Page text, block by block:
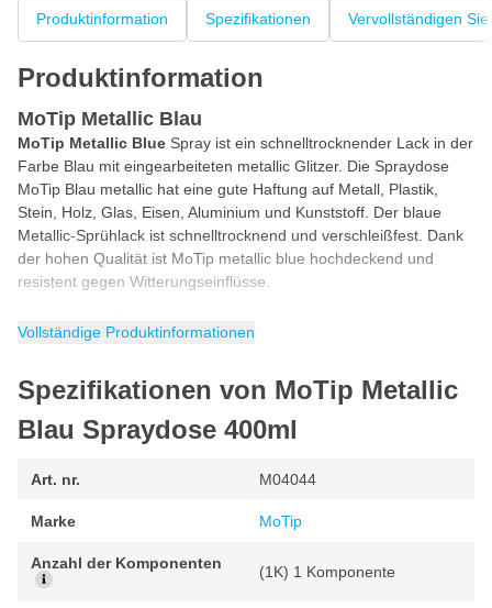
Produktinformation Spezifikationen Vervollständigen
Produktinformation
MoTip Metallic Blau
MoTip Metallic Blue Spray ist ein schnelltrocknender Lack in der
Farbe Blau mit eingearbeiteten metallic Glitzer. Die Spraydose
MoTip Blau metallic hat eine gute Haftung auf Metall, Plastik,
Stein, Holz, Glas, Eisen, Aluminium und Kunststoff. Der blaue
Metallic-Sprühlack ist schnelltrocknend und verschleißfest. Dank
der hohen Qualität ist MoTip metallic blue hochdeckend und
resistent gegen Witterungseinflüsse.
Blau metallic Autolack
Metallicblau ist ein glitzerndes Braun, bei welchem der Lack
hochglänzend trocknet. Vor dem Lackieren des metallicblauen
Autolacks empfehlen wir, für eine optimale Haftung, zuerst eine
Blaues Metallic in der Sprühdose kann als Spray verwendet
Metallic-Farbe zu lackieren. Eine blaue Metallic-Sprühdose ist
schnell und einfach in der Anwendung. Das MoTip Aerosol blue
Vollständige Produktinformationen
Spezifikationen von MoTip Metallic
Blau Spraydose 400ml
Art. nr. M04044
Marke MoTip
Anzahl der Komponenten (1K) 1 Komponente